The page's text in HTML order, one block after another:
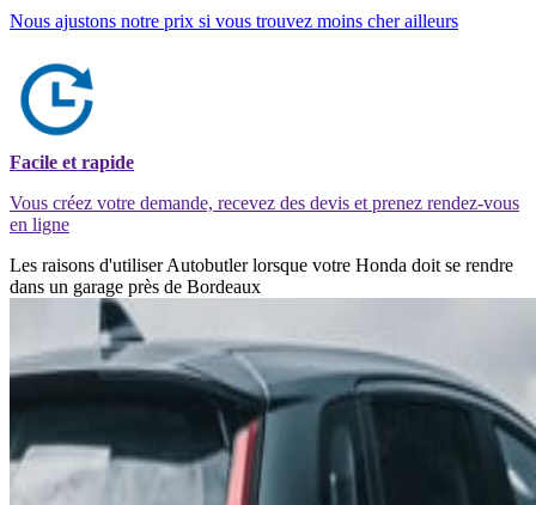
Nous ajustons notre prix si vous trouvez moins cher ailleurs
Facile et rapide
Vous créez votre demande, recevez des devis et prenez rendez-vous
en ligne
Les raisons d'utiliser Autobutler lorsque votre Honda doit se rendre
dans un garage près de Bordeaux